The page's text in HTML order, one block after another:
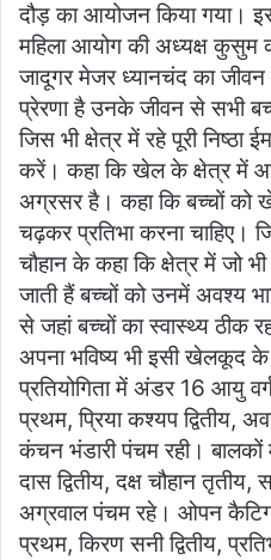
दौड़ का आयोजन किया गया।
महिला आयोग की अध्यक्ष कुसुम
जादूगर मेजर ध्यानचंद का
प्रेरणा है उनके जीवन से सभी
जिस भी क्षेत्र में रहे पूरी निष्ठा
करें। कहा कि खेल के क्षेत्र में
अग्रसर है। कहा कि बच्चों को
चढ़कर प्रतिभा करना चाहिए।
चौहान के कहा कि क्षेत्र में जो
जाती हैं बच्चों को उनमें अवश्य
से जहां बच्चों का स्वास्थ्य ठीक
अपना भविष्य भी इसी खेलकूद
प्रतियोगिता में अंडर 16 आयु
प्रथम, प्रिया कश्यप द्वितीय,
कंचन भंडारी पंचम रही।
दास द्वितीय, दक्ष चौहान तृतीय,
अग्रवाल पंचम रहे। ओपन
प्रथम, किरण सनी द्वितीय,